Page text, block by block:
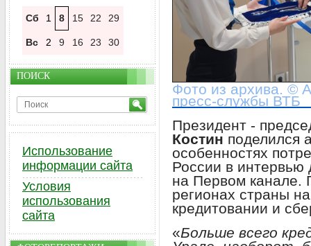
Фото из архива. ©
пресс-службы ВТБ
Президент -
Костин поделился
особенностях
России в интервью
на Первом канале.
регионах страны
кредитовании и
«Больше всего
Сб 1 8 15 22 29
Вс 2 9 16 23 30
ПОИСК
Использование
информации сайта
Условия
использования
сайта